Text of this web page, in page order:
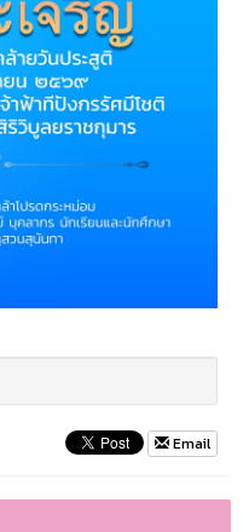
Email